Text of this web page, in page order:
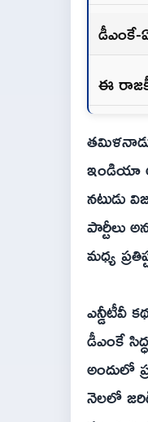
ఈ
ఇండియా
నటుడు
పార్టీలు
మధ్య
ఎన్డీటీవీ
డీఎంకే
అందులో
నెలలో